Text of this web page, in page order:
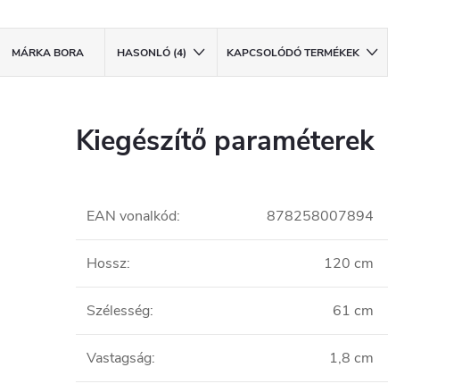
MÁRKA BORA HASONLÓ (4) KAPCSOLÓDÓ TERMÉKEK
Kiegészítő paraméterek
EAN vonalkód: 878258007894
Hossz: 120 cm
Szélesség: 61 cm
Vastagság: 1,8 cm